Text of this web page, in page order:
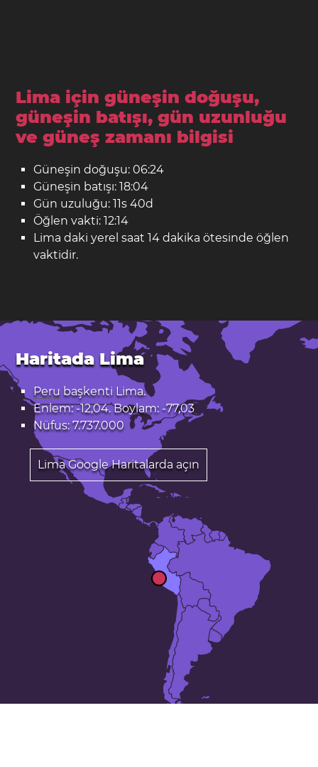
Lima için güneşin doğuşu,
güneşin batışı, gün uzunluğu
ve güneş zamanı bilgisi
Güneşin doğuşu: 06:24
Güneşin batışı: 18:04
Gün uzuluğu: 11s 40d
Öğlen vakti: 12:14
Lima daki yerel saat 14 dakika ötesinde öğlen
vaktidir.
Haritada Lima
Peru başkenti Lima.
Enlem: -12,04. Boylam: -77,03
Nüfus: 7.737.000
Lima Google Haritalarda açın